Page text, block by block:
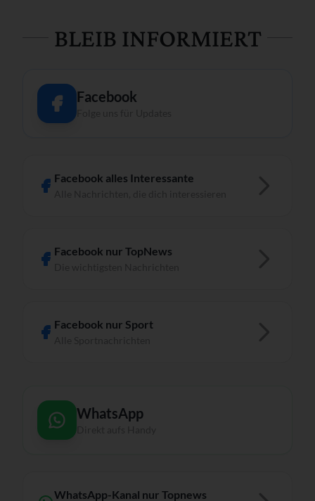
BLEIB INFORMIERT
Facebook
Facebook alles Interessante
Facebook nur TopNews
Facebook nur Sport
WhatsApp
WhatsApp-Kanal nur Topnews